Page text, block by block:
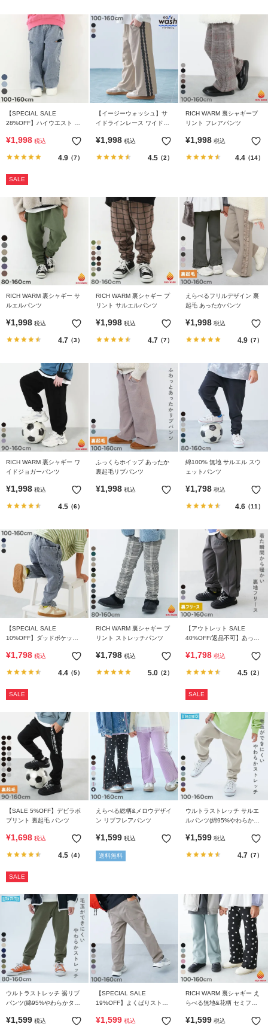
【SPECIAL SALE
28%OFF】ハイウエスト カ
¥1,998 税込
4.9（7）
SALE
【イージーウォッシュ】サ
イドラインレース ワイドパ
¥1,998 税込
4.5（2）
RICH WARM 裏シャギープ
リント フレアパンツ
¥1,998 税込
4.4（14）
RICH WARM 裏シャギー サ
ルエルパンツ
¥1,998 税込
4.7 （3）
RICH WARM 裏シャギー プ
リント サルエルパンツ
¥1,998 税込
4.7 （7）
えらべるフリルデザイン 裏
起毛 あったかパンツ
¥1,998 税込
4.9（7）
RICH WARM 裏シャギー ワ
イドジョガーパンツ
¥1,998 税込
4.5（6）
ふっくらホイップ あったか
裏起毛リブパンツ
¥1,998 税込
綿100% 無地 サルエル スウ
ェットパンツ
¥1,798 税込
4.6（11）
【SPECIAL SALE
10%OFF】ダッドポケット
ツ
¥1,798 税込
4.4（5）
SALE
RICH WARM 裏シャギー プ
リント ストレッチパンツ
¥1,798 税込
5.0（2）
【アウトレット SALE
40%OFF/返品不可】あった
インパンツ
¥1,798 税込
4.5（2）
SALE
【SALE 5%OFF】デビラボ
プリント 裏起毛 パンツ
¥1,698 税込
4.5（4）
SALE
えらべる総柄&メロウデザイ
ン リブフレアパンツ
¥1,599 税込
送料無料
ウルトラストレッチ サルエ
ルパンツ(綿95%やわらかタ
¥1,599 税込
4.7 （7）
ウルトラストレッチ 裾リブ
パンツ(綿95%やわらかタッ
¥1,599 税込
【SPECIAL SALE
19%OFF】よくばりストレ
パンツ
¥1,599 税込
RICH WARM 裏シャギー え
らべる無地&花柄 セミフレ
¥1,599 税込